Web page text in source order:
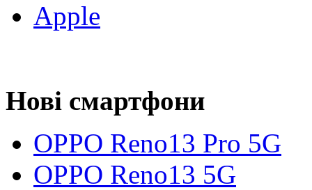
Apple
Нові смартфони
OPPO Reno13 Pro 5G
OPPO Reno13 5G